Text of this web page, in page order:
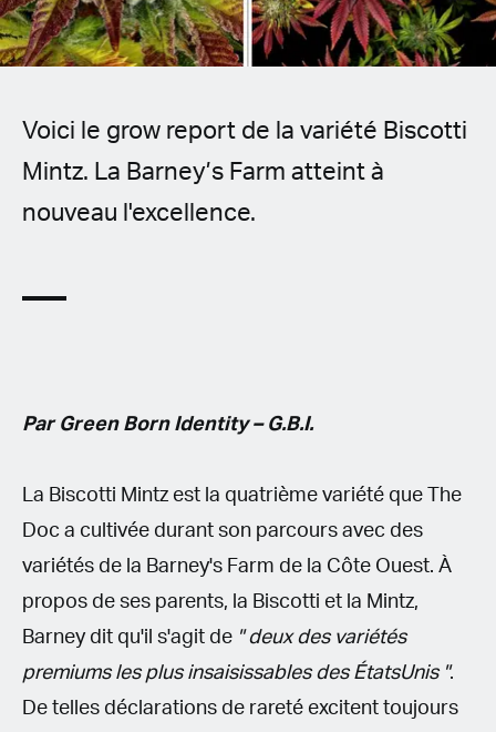
Spanish (Latin America)
German
French
Italian
Polish
Voici le grow report de la variété Biscotti
Mintz. La Barney’s Farm atteint à
nouveau l'excellence.
Par Green Born Identity – G.B.I.
La Biscotti Mintz est la quatrième variété que The
Doc a cultivée durant son parcours avec des
variétés de la Barney's Farm de la Côte Ouest. À
propos de ses parents, la Biscotti et la Mintz,
Barney dit qu'il s'agit de " deux des variétés
premiums les plus insaisissables des ÉtatsUnis ".
De telles déclarations de rareté excitent toujours